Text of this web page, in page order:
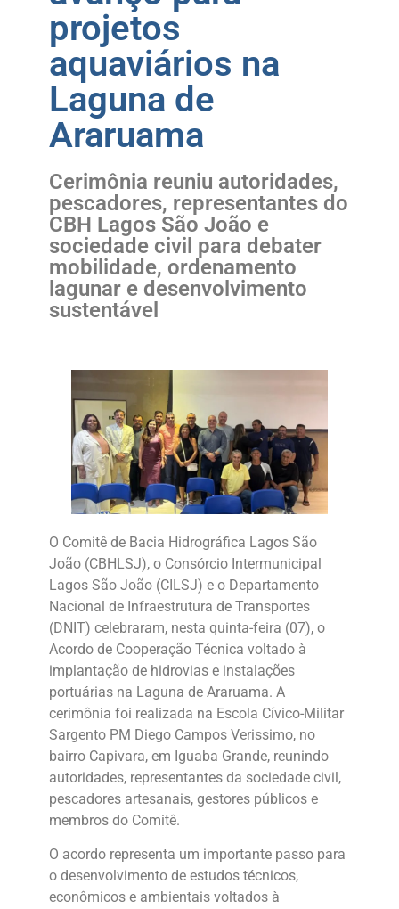
projetos
aquaviários na
Laguna de
Araruama
Cerimônia reuniu autoridades,
pescadores, representantes do
CBH Lagos São João e
sociedade civil para debater
mobilidade, ordenamento
lagunar e desenvolvimento
sustentável
O Comitê de Bacia Hidrográfica Lagos São
João (CBHLSJ), o Consórcio Intermunicipal
Lagos São João (CILSJ) e o Departamento
Nacional de Infraestrutura de Transportes
(DNIT) celebraram, nesta quinta-feira (07), o
Acordo de Cooperação Técnica voltado à
implantação de hidrovias e instalações
portuárias na Laguna de Araruama. A
cerimônia foi realizada na Escola Cívico-Militar
Sargento PM Diego Campos Verissimo, no
bairro Capivara, em Iguaba Grande, reunindo
autoridades, representantes da sociedade civil,
pescadores artesanais, gestores públicos e
membros do Comitê.
O acordo representa um importante passo para
o desenvolvimento de estudos técnicos,
econômicos e ambientais voltados à